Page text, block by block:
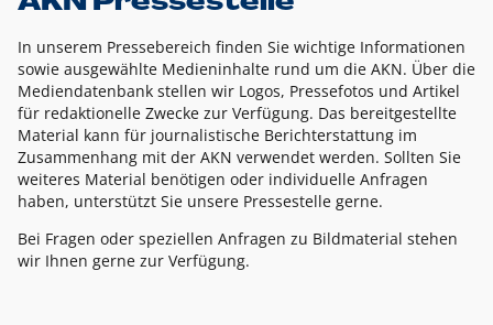
In unserem Pressebereich finden Sie wichtige Informationen
sowie ausgewählte Medieninhalte rund um die AKN. Über die
Mediendatenbank stellen wir Logos, Pressefotos und Artikel
für redaktionelle Zwecke zur Verfügung. Das bereitgestellte
Material kann für journalistische Berichterstattung im
Zusammenhang mit der AKN verwendet werden. Sollten Sie
weiteres Material benötigen oder individuelle Anfragen
haben, unterstützt Sie unsere Pressestelle gerne.
Bei Fragen oder speziellen Anfragen zu Bildmaterial stehen
wir Ihnen gerne zur Verfügung.